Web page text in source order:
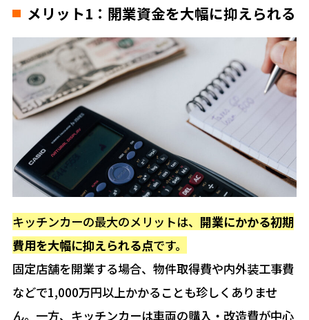
メリット1：開業資金を大幅に抑えられる
キッチンカーの最大のメリットは、 開業にかかる初期
費用を大幅に抑えられる点です。
固定店舗を開業する場合、物件取得費や内外装工事費
などで1,000万円以上かかることも珍しくありませ
ん。一方、キッチンカーは車両の購入・改造費が中心